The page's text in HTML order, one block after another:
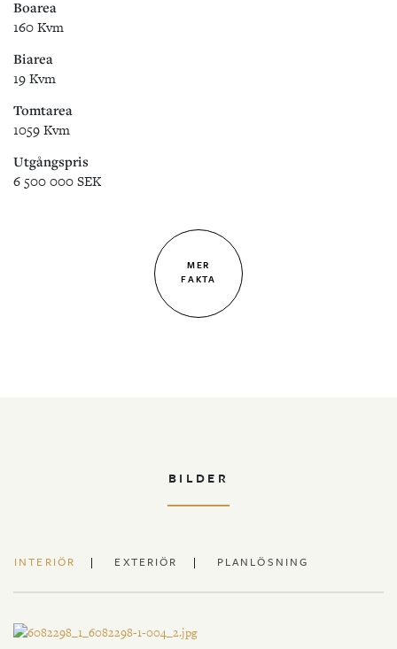
Boarea
160 Kvm
Biarea
19 Kvm
Tomtarea
1059 Kvm
Utgångspris
6 500 000 SEK
MER
FAKTA
BILDER
INTERIÖR EXTERIÖR PLANLÖSNING